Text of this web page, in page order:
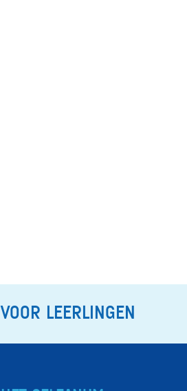
VOOR LEERLINGEN